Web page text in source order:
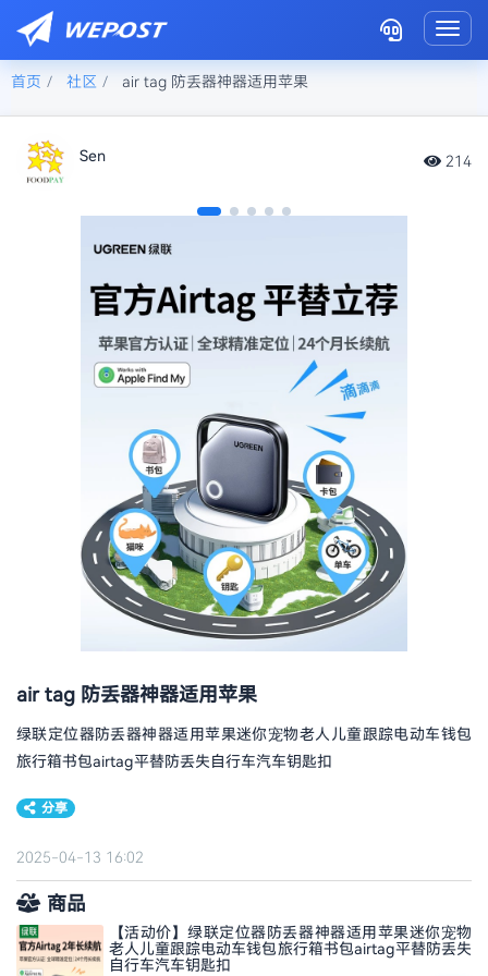
首页 社区 air tag 防丢器神器适用苹果
Sen 214
air tag 防丢器神器适用苹果
绿联定位器防丢器神器适用苹果迷你宠物老人儿童跟踪电动车钱包
旅行箱书包airtag平替防丢失自行车汽车钥匙扣
分享
2025-04-13 16:02
商品
【活动价】绿联定位器防丢器神器适用苹果迷你宠物
老人儿童跟踪电动车钱包旅行箱书包airtag平替防丢失
自行车汽车钥匙扣